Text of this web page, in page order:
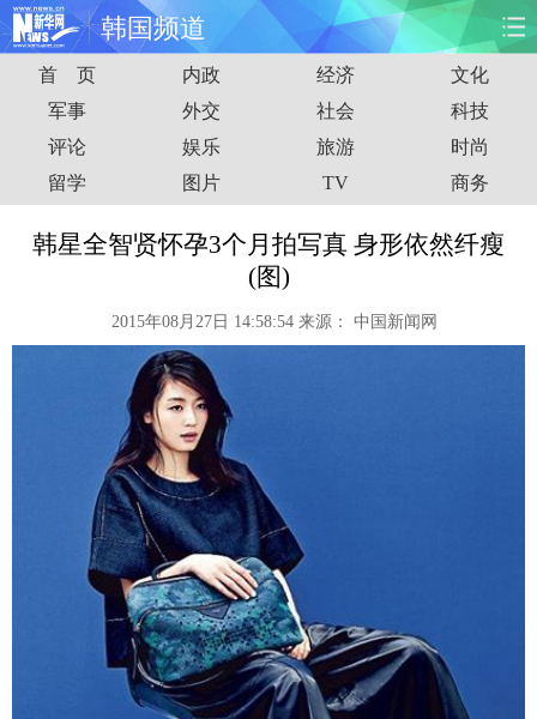
韩国频道
首页 时政 国际 财经
娱乐 体育 人事 教育
时尚 思客 地方 法治
能源 房产
视频
健康
公益
富媒体 摄影
新华电视中文 新华电视英文
首 页 内政 经济
文化
军事
外交 社会
科技
评论
娱乐 旅游
时尚
留学
图片 TV 商务
韩星全智贤怀孕3个月拍写真 身形依然纤瘦
(图)
2015年08月27日 14:58:54 来源： 中国新闻网